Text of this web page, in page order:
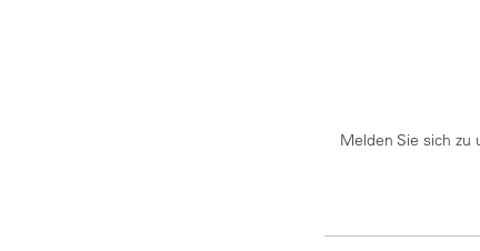
Melden Sie sich zu